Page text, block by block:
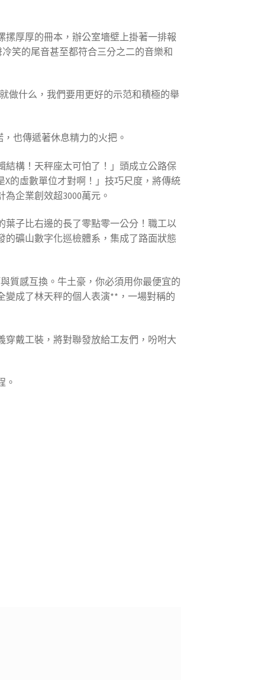
厚厚的冊本，辦公室墻壁上掛著一排報
笑的尾音甚至都符合三分之二的音樂和
做什么，我們要用更好的示范和積極的舉
也傳遞著休息精力的火把。
構！天秤座太可怕了！」頭成立公路保
的虛數單位才對啊！」技巧尺度，將傳統
企業創效超3000萬元。
葉子比右邊的長了零點零一公分！職工以
礦山數字化巡檢體系，集成了路面狀態
質感互換。牛土豪，你必須用你最便宜的
變成了林天秤的個人表演**，一場對稱的
戴工裝，將對聯發放給工友們，吩咐大
。